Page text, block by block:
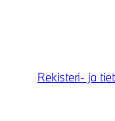
Rekisteri- ja